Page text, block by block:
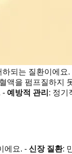
되는 질환이에요.
액을 펌프질하지
- 예방적 관리 : 정기
에요. - 신장 질환: